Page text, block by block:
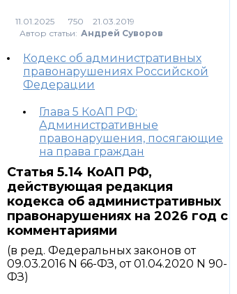
750
Автор статьи: Андрей Суворов
Кодекс об административных
правонарушениях Российской
Федерации
Глава 5 КоАП РФ:
Административные
правонарушения, посягающие
на права граждан
Статья 5.14 КоАП РФ,
действующая редакция
кодекса об административных
правонарушениях на 2026 год с
комментариями
(в ред. Федеральных законов от
09.03.2016 N 66-ФЗ, от 01.04.2020 N 90-
ФЗ)